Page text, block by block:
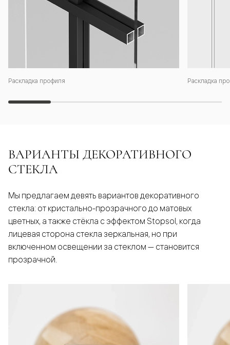
Раскладка профиля Раскладка
ВАРИАНТЫ ДЕКОРАТИВНОГО
СТЕКЛА
Мы предлагаем девять вариантов декоративного
стекла: от кристально-прозрачного до матовых
цветных, а также стёкла с эффектом Stopsol, когда
лицевая сторона стекла зеркальная, но при
включенном освещении за стеклом — становится
прозрачной.